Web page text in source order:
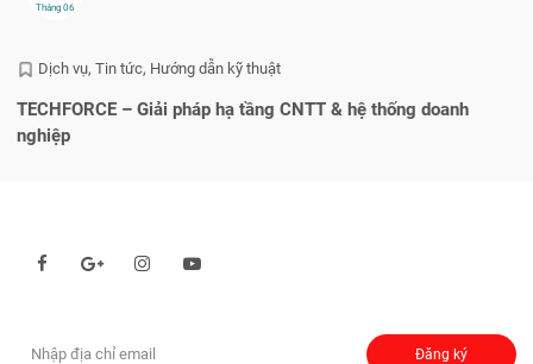
Tháng 06
Dịch vụ Tin tức Hướng dẫn kỹ thuật
TECHFORCE – Giải pháp hạ tầng CNTT & hệ thống doanh
nghiệp
Đăng ký